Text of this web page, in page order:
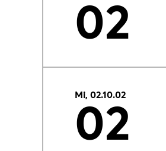
02
Mi, 02.10.02
02